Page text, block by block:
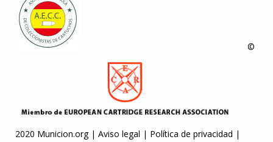
©
2020 Municion.org | Aviso legal | Política de privacidad |